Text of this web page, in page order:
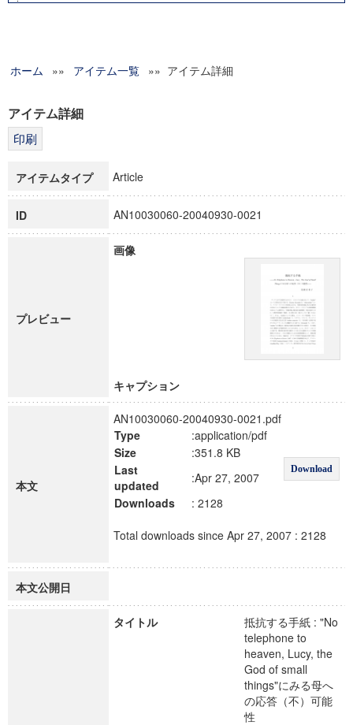
グローバルリサーチインスティテュート
科学研究費補助金研究成果報告書
博士課程教育リーディングプログラム「超成熟社会発展のサ
ホーム »» アイテム一覧 »» アイテム詳細
アイテム詳細
アイテムタイプ Article
ID AN10030060-20040930-0021
プレビュー
画像
キャプション
本文
AN10030060-20040930-0021.pdf
Type
:application/pdf
Download
Size
:351.8 KB
Last
updated
:Apr 27, 2007
Downloads
: 2128
Total downloads since Apr 27, 2007 : 2128
本文公開日
タイトル
抵抗する手紙 : "No
telephone to
heaven, Lucy, the
God of small
things"にみる母へ
の応答（不）可能
性